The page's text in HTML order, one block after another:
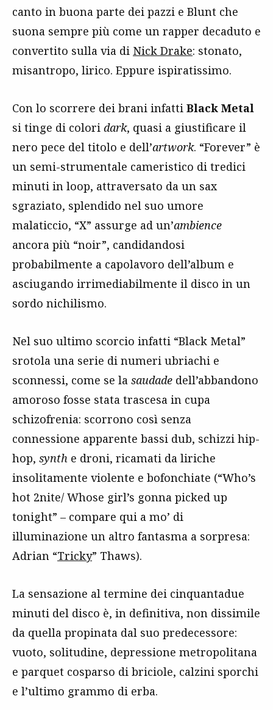
canto in buona parte dei pazzi e Blunt che
suona sempre più come un rapper decaduto e
convertito sulla via di Nick Drake: stonato,
misantropo, lirico. Eppure ispiratissimo.
Con lo scorrere dei brani infatti Black Metal
si tinge di colori dark, quasi a giustificare il
nero pece del titolo e dell’artwork. “Forever” è
un semi-strumentale cameristico di tredici
minuti in loop, attraversato da un sax
sgraziato, splendido nel suo umore
malaticcio, “X” assurge ad un’ambience
ancora più “noir”, candidandosi
probabilmente a capolavoro dell’album e
asciugando irrimediabilmente il disco in un
sordo nichilismo.
Nel suo ultimo scorcio infatti “Black Metal”
srotola una serie di numeri ubriachi e
sconnessi, come se la saudade dell’abbandono
amoroso fosse stata trascesa in cupa
schizofrenia: scorrono così senza
connessione apparente bassi dub, schizzi hip-
hop, synth e droni, ricamati da liriche
insolitamente violente e bofonchiate (“Who’s
hot 2nite/ Whose girl’s gonna picked up
tonight” – compare qui a mo’ di
illuminazione un altro fantasma a sorpresa:
Adrian “Tricky” Thaws).
La sensazione al termine dei cinquantadue
minuti del disco è, in definitiva, non dissimile
da quella propinata dal suo predecessore:
vuoto, solitudine, depressione metropolitana
e parquet cosparso di briciole, calzini sporchi
e l’ultimo grammo di erba.